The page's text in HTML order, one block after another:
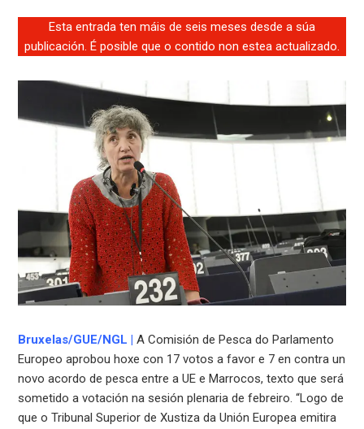
Esta entrada ten máis de seis meses desde a súa
publicación. É posible que o contido non estea actualizado.
Bruxelas/GUE/NGL | A Comisión de Pesca do Parlamento
Europeo aprobou hoxe con 17 votos a favor e 7 en contra un
novo acordo de pesca entre a UE e Marrocos, texto que será
sometido a votación na sesión plenaria de febreiro. “Logo de
que o Tribunal Superior de Xustiza da Unión Europea emitira